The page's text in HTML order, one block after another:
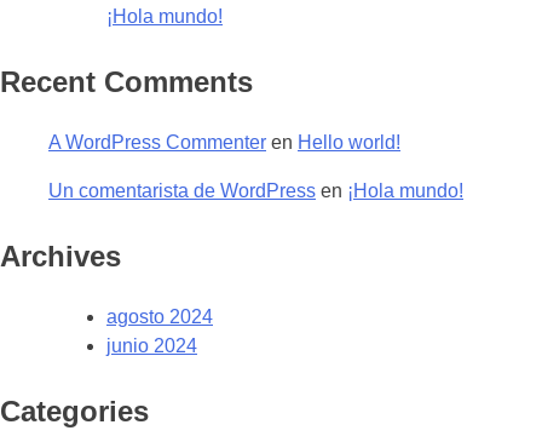
¡Hola mundo!
Recent Comments
A WordPress Commenter en Hello world!
Un comentarista de WordPress en ¡Hola mundo!
Archives
agosto 2024
junio 2024
Categories